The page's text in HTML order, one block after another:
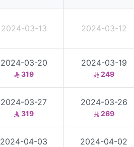
2024-03-12
2024-03-13
2024-03-19
249
2024-03-20
319
2024-03-26
269
2024-03-27
319
2024-04-02
2024-04-03